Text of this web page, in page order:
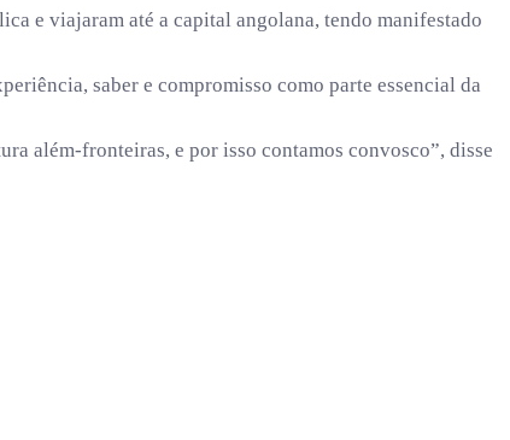
e viajaram até a capital angolana, tendo manifestado
saber e compromisso como parte essencial da
além-fronteiras, e por isso contamos convosco”, disse